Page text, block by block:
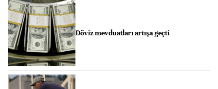
Döviz mevduatları artışa geçti